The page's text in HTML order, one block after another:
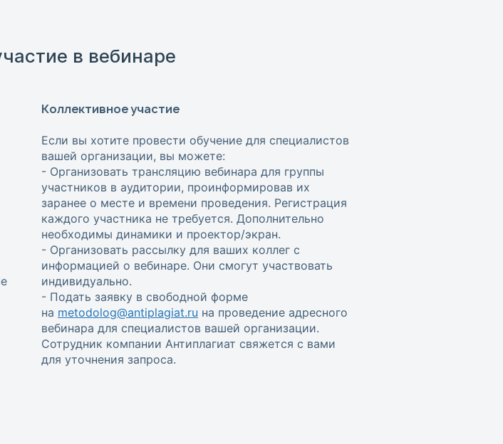
в вебинаре
Коллективное участие
Если вы хотите провести обучение для специалистов
вашей организации, вы можете:
- Организовать трансляцию вебинара для группы
участников в аудитории, проинформировав их
заранее о месте и времени проведения. Регистрация
каждого участника не требуется. Дополнительно
необходимы динамики и проектор/экран.
- Организовать рассылку для ваших коллег с
информацией о вебинаре. Они смогут участвовать
индивидуально.
- Подать заявку в свободной форме
на metodolog@antiplagiat.ru на проведение адресного
вебинара для специалистов вашей организации.
Сотрудник компании Антиплагиат свяжется с вами
для уточнения запроса.